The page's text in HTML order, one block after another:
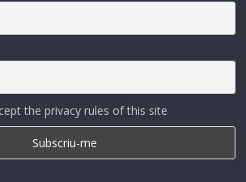
the privacy rules of this site